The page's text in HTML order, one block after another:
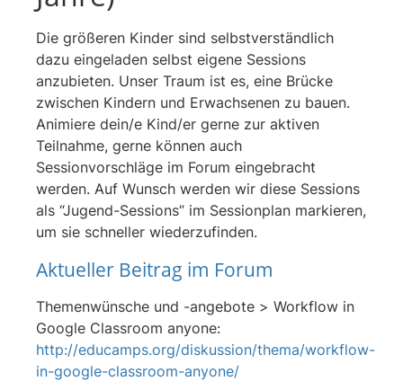
Die größeren Kinder sind selbstverständlich
dazu eingeladen selbst eigene Sessions
anzubieten. Unser Traum ist es, eine Brücke
zwischen Kindern und Erwachsenen zu bauen.
Animiere dein/e Kind/er gerne zur aktiven
Teilnahme, gerne können auch
Sessionvorschläge im Forum eingebracht
werden. Auf Wunsch werden wir diese Sessions
als “Jugend-Sessions” im Sessionplan markieren,
um sie schneller wiederzufinden.
Aktueller Beitrag im Forum
Themenwünsche und -angebote > Workflow in
Google Classroom anyone:
http://educamps.org/diskussion/thema/workflow-
in-google-classroom-anyone/